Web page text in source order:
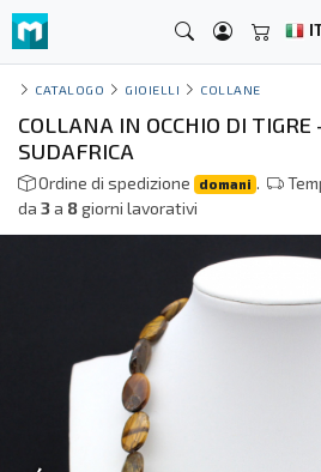
CATALOGO GIOIELLI COLLANE
COLLANA IN OCCHIO DI TIGRE
SUDAFRICA
Ordine di spedizione domani .
da 3a 8giorni lavorativi